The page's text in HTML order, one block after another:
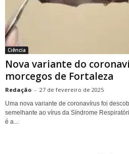
Ciência
Nova variante do
morcegos de Fortaleza
Redação - 27 de fevereiro de 2025
Uma nova variante de coronavírus foi
semelhante ao vírus da Síndrome
é a...